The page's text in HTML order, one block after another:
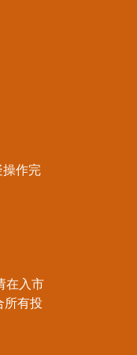
作完
在入市
所有投